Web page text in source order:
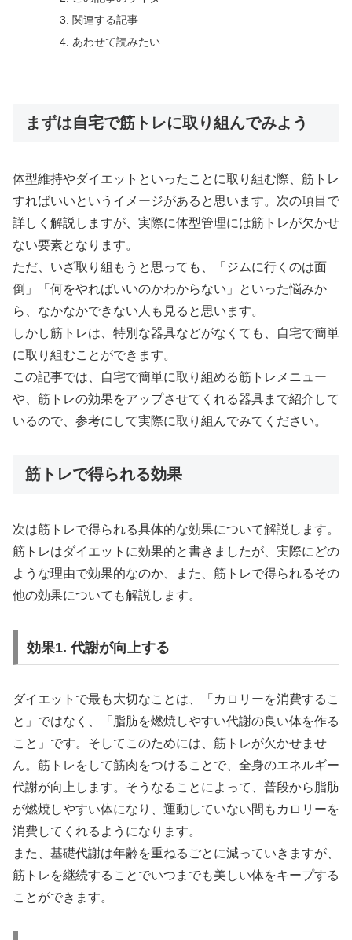
関連する記事
あわせて読みたい
まずは自宅で筋トレに取り組んでみよう
体型維持やダイエットといったことに取り組む際、筋トレ
すればいいというイメージがあると思います。次の項目で
詳しく解説しますが、実際に体型管理には筋トレが欠かせ
ない要素となります。
ただ、いざ取り組もうと思っても、「ジムに行くのは面
倒」「何をやればいいのかわからない」といった悩みか
ら、なかなかできない人も見ると思います。
しかし筋トレは、特別な器具などがなくても、自宅で簡単
に取り組むことができます。
この記事では、自宅で簡単に取り組める筋トレメニュー
や、筋トレの効果をアップさせてくれる器具まで紹介して
いるので、参考にして実際に取り組んでみてください。
筋トレで得られる効果
次は筋トレで得られる具体的な効果について解説します。
筋トレはダイエットに効果的と書きましたが、実際にどの
ような理由で効果的なのか、また、筋トレで得られるその
他の効果についても解説します。
効果1. 代謝が向上する
ダイエットで最も大切なことは、「カロリーを消費するこ
と」ではなく、「脂肪を燃焼しやすい代謝の良い体を作る
こと」です。そしてこのためには、筋トレが欠かせませ
ん。筋トレをして筋肉をつけることで、全身のエネルギー
代謝が向上します。そうなることによって、普段から脂肪
が燃焼しやすい体になり、運動していない間もカロリーを
消費してくれるようになります。
また、基礎代謝は年齢を重ねるごとに減っていきますが、
筋トレを継続することでいつまでも美しい体をキープする
ことができます。